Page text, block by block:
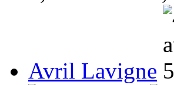
Avril Lavigne